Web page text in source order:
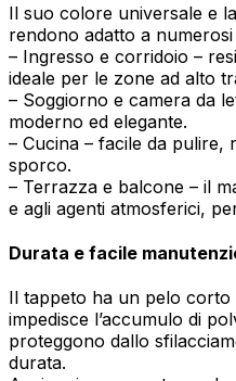
Il suo colore universale e
rendono adatto a numerosi
– Ingresso e corridoio –
ideale per le zone ad alto
– Soggiorno e camera da
moderno ed elegante.
– Cucina – facile da pulire,
sporco.
– Terrazza e balcone – il
e agli agenti atmosferici,
Durata e facile
Il tappeto ha un pelo corto
impedisce l’accumulo di
proteggono dallo
durata.